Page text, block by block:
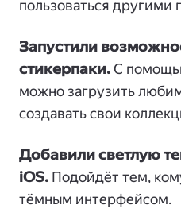
пользоваться
Запустили
стикерпаки.С
можно загрузить
создавать свои
Добавили светлую
iOS. Подойдёт тем,
тёмным интерфейсом.